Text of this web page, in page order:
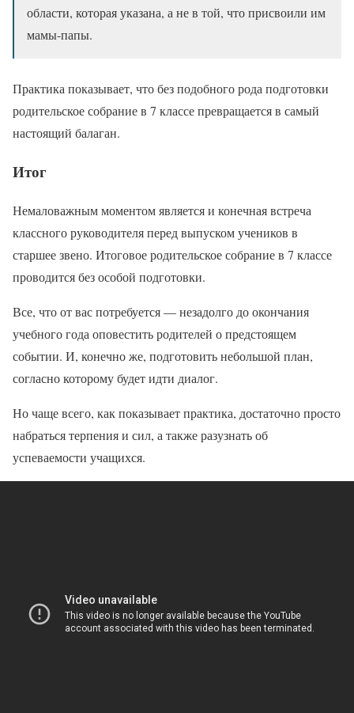
области, которая указана, а не в той, что присвоили им
мамы-папы.
Практика показывает, что без подобного рода подготовки
родительское собрание в 7 классе превращается в самый
настоящий балаган.
Итог
Немаловажным моментом является и конечная встреча
классного руководителя перед выпуском учеников в
старшее звено. Итоговое родительское собрание в 7 классе
проводится без особой подготовки.
Все, что от вас потребуется — незадолго до окончания
учебного года оповестить родителей о предстоящем
событии. И, конечно же, подготовить небольшой план,
согласно которому будет идти диалог.
Но чаще всего, как показывает практика, достаточно просто
набраться терпения и сил, а также разузнать об
успеваемости учащихся.